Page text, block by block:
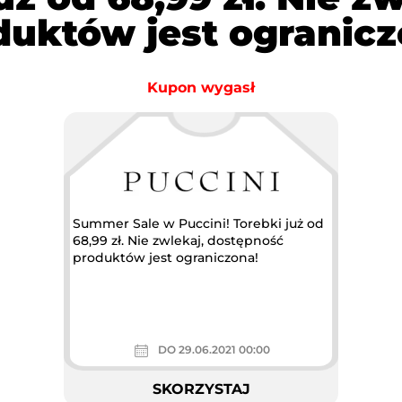
jest
Kupon wygasł
Summer Sale w Puccini! Torebki już od
68,99 zł. Nie zwlekaj, dostępność
produktów jest ograniczona!
DO 29.06.2021 00:00
SKORZYSTAJ